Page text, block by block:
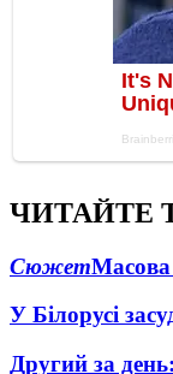
ЧИТАЙТЕ
СюжетМасова
У Білорусі
Другий за